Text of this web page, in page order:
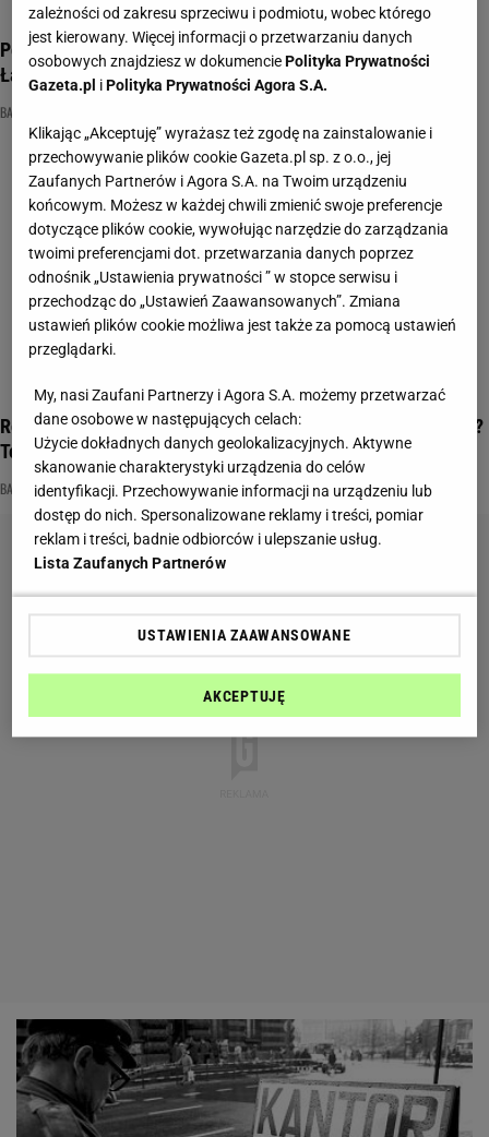
Poznasz banknoty z naszego dzieciństwa bez nominałów?
Łatwo nie będzie
BANKNOT
Rozpoznasz banknoty z naszego dzieciństwa bez nominałów?
To podchwytliwy QUIZ
BANKNOT BANKNOTY EKONOMIA
zależności od zakresu sprzeciwu i podmiotu, wobec którego
jest kierowany. Więcej informacji o przetwarzaniu danych
osobowych znajdziesz w dokumenciePolityka Prywatności
Gazeta.pl iPolityka Prywatności Agora S.A.
Klikając „Akceptuję” wyrażasz też zgodę na zainstalowanie i
przechowywanie plików cookie Gazeta.pl sp. z o.o., jej
Zaufanych Partnerów i Agora S.A. na Twoim urządzeniu
końcowym. Możesz w każdej chwili zmienić swoje preferencje
dotyczące plików cookie, wywołując narzędzie do zarządzania
twoimi preferencjami dot. przetwarzania danych poprzez
odnośnik „Ustawienia prywatności ” w stopce serwisu i
przechodząc do „Ustawień Zaawansowanych”. Zmiana
ustawień plików cookie możliwa jest także za pomocą ustawień
przeglądarki.
My, nasi Zaufani Partnerzy i Agora S.A. możemy przetwarzać
dane osobowe w następujących celach:
Użycie dokładnych danych geolokalizacyjnych. Aktywne
skanowanie charakterystyki urządzenia do celów
identyfikacji. Przechowywanie informacji na urządzeniu lub
dostęp do nich. Spersonalizowane reklamy i treści, pomiar
reklam i treści, badnie odbiorców i ulepszanie usług.
Lista Zaufanych Partnerów
USTAWIENIA ZAAWANSOWANE
AKCEPTUJĘ